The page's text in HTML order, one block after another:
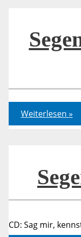
damit
tun?
Segen
ohne
Gott
Weiterlesen »
CD: Sag mir,